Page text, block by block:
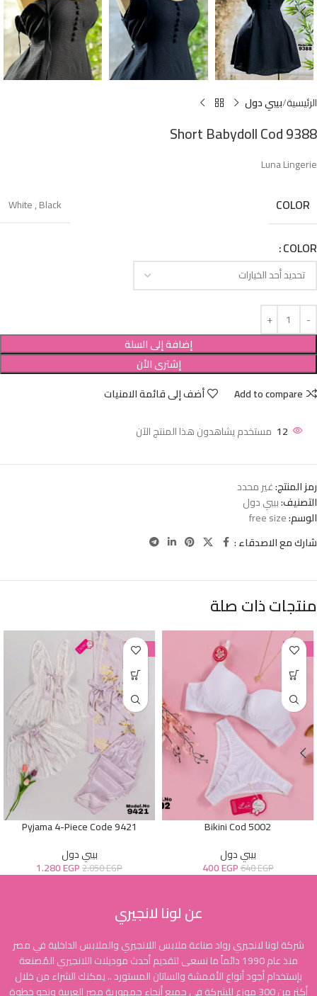
الرئيسية بيبي دول
Short Babydoll Cod 9388
Luna Lingerie
COLOR
White,Black
COLOR
إضافة إلى السلة
إشترى الأن
Add to compare
أضف إلى قائمة الامنيات
12 مستخدم يشاهدون هذا المنتج الآن
رمز المنتج:غير محدد
التصنيف:بيبي دول
الوسم:free size
شارك مع الاصدقاء :
منتجات ذات صلة
-38%
Bikini Cod 5002
بيبي دول
640EGP
400EGP
-38%
Pyjama 4-Piece Code 9421
بيبي دول
2.050EGP
1.280EGP
عن لونا لانجيري
شركة لونا لانجيري رواد صناعة ملابس اللانجيري والملابس الداخلية في مصر
منذ عام 1990 دائماً ما نسعى لتقديم أحدث موديلات اللانجيري المُصنعة
بإستخدام أجود أنواع الأقمشة والساتان المستورد .. يمكنك الشراء من خلال
أكثر من 300 موزع للشركة في جميع أنحاء جمهورية مصر العربية ونحو خطوة